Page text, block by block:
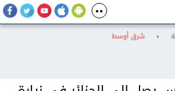
› شرق أوسط